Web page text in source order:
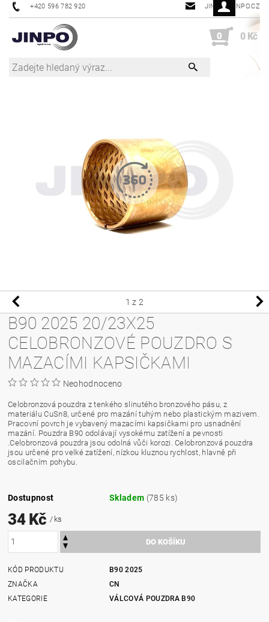
+420 596 782 920 JINPO@JINPO.CZ
0 0 Kč
1 z 2
B90 2025 20/23X25
CELOBRONZOVÉ POUZDRO S
MAZACÍMI KAPSIČKAMI
Neohodnoceno
Celobronzová pouzdra z tenkého slinutého bronzového pásu, z
materiálu CuSn8, určené pro mazání tuhým nebo plastickým mazivem.
Pracovní povrch je vybavený mazacími kapsičkami pro usnadnění
mazání. Pouzdra B90 odolávají vysokému zatížení a pevnosti
.Celobronzová pouzdra jsou odolná vůči korozi. Celobronzová pouzdra
jsou určené pro velké zatížení, nízkou kluznou rychlost, hlavně při
oscilačním pohybu.
Dostupnost Skladem (785 ks)
34 Kč/ ks
KÓD PRODUKTU
B90 2025
ZNAČKA
CN
KATEGORIE
VÁLCOVÁ POUZDRA B90